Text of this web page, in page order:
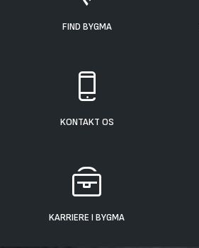
FIND BYGMA
KONTAKT OS
KARRIERE I BYGMA